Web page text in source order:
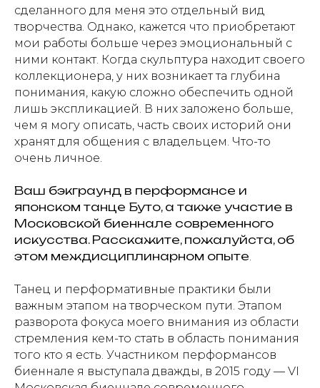
сделанного для меня это отдельный вид
творчества. Однако, кажется что приобретают
мои работы больше через эмоциональный с
ними контакт. Когда скульптура находит своего
коллекционера, у них возникает та глубина
понимания, какую сложно обеспечить одной
лишь экспликацией. В них заложено больше,
чем я могу описать, часть своих историй они
хранят для общения с владельцем. Что-то
очень личное.
Ваш бэкграунд в перформансе и
японском танце Буто, а также участие в
Московской биеннале современного
искусства. Расскажите, пожалуйста, об
этом междисциплинарном опыте.
Танец и перформативные практики были
важным этапом на творческом пути. Этапом
разворота фокуса моего внимания из области
стремления кем-то стать в область понимания
того кто я есть. Участником перформансов
биеннале я выступала дважды, в 2015 году — VI